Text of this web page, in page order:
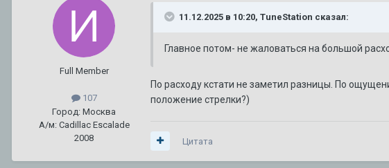
Full Member
107
Город: Москва
А/м: Cadillac Escalade
2008
11.12.2025 в 10:20, TuneStation сказал:
Главное потом- не жаловаться на большой
По расходу кстати не заметил разницы. По
положение стрелки?)
Цитата